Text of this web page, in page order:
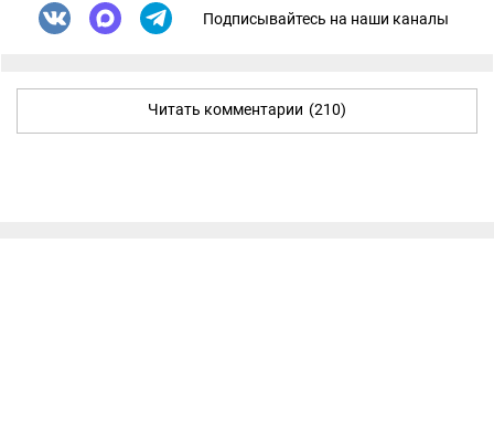
Подписывайтесь на наши каналы
Читать комментарии (210)